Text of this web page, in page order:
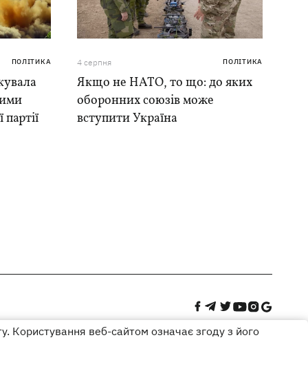
ПОЛІТИКА 4 серпня ПОЛІТИКА
Якщо не НАТО, то що: до яких
оборонних союзів може
вступити Україна
Користування веб-сайтом означає згоду з його